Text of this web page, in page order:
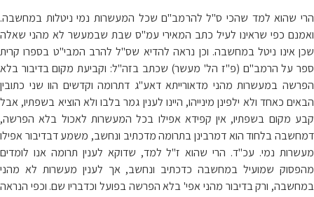
הרי שהוא למד שהכי ס"ל להרמב"ם שכל המעשרות נמי ניטלות במחשבה.
ואמנם כפי שראינו לעיל כתב המאירי עמ"ס שבת שבמעשר לא מהני שאלה
שכן אינו ניטל במחשבה. וכן נראה להדיא שס"ל להרב המבי"ט בספרו קרית
ספר על הרמב"ם (פ"ז הל' מעשר) שכתב בזה"ל: וקביעת מקום בדיבור בלא
הפרשה במעשרות מהני מדאורייתא דאע"ג דתרומה וקדשים הוו שני כתובין
הבאים כאחד ולא ילפינן מינייהו, היינו לענין גמר בלבו ולא הוציא בשפתיו, אבל
קבע מקום בשפתיו, אין קפידא אפילו בכל המעשרות לאכול בלא הפרשה,
דמחשבה בלחוד הוא דמרבינן בתרומה מדכתיב ונחשב, משמע דבדיבור אפילו
מעשרות נמי. עכ"ד. הרי שהוא ז"ל למד, שדוקא לענין תרומה אנו לומדים
מהפסוק שמועיל במחשבה כדכתיב ונחשב, אך לענין מעשרות לא מהני
במחשבה, ורק בדיבור מהני אפי' בלא הפרשה בפועל וכדבריו שם. וכפי הנראה